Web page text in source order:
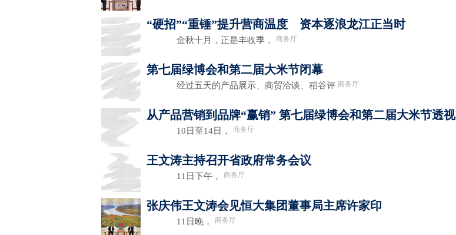
“硬招”“重锤”提升营商温度 资本逐浪龙江正当时
金秋十月，正是丰收季， 商务厅
第七届绿博会和第二届大米节闭幕
经过五天的产品展示、商贸洽谈、稻谷评 商务厅
从产品营销到品牌“赢销” 第七届绿博会和第二届大米节透视
10日至14日， 商务厅
王文涛主持召开省政府常务会议
11日下午， 商务厅
张庆伟王文涛会见恒大集团董事局主席许家印
11日晚， 商务厅